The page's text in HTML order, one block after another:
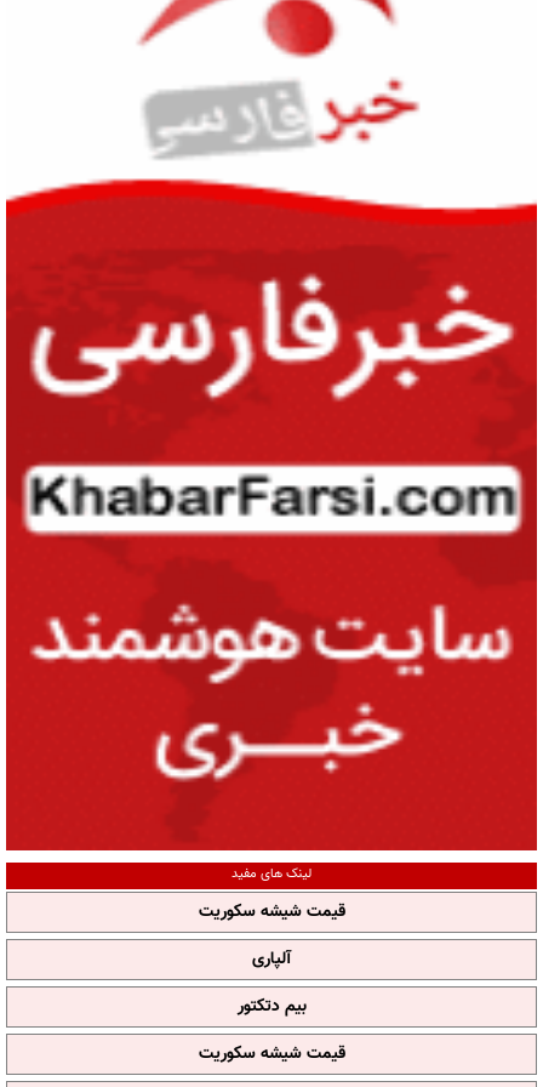
لینک های مفید
قیمت شیشه سکوریت
آلپاری
بیم دتکتور
قیمت شیشه سکوریت